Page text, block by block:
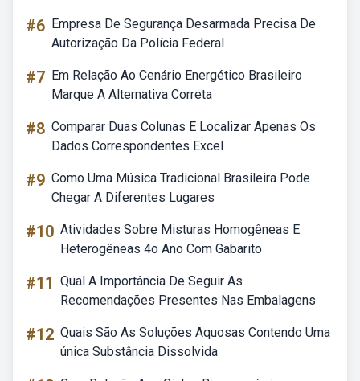
#6 Empresa De Segurança Desarmada Precisa De
Autorização Da Polícia Federal
#7 Em Relação Ao Cenário Energético Brasileiro
Marque A Alternativa Correta
#8 Comparar Duas Colunas E Localizar Apenas Os
Dados Correspondentes Excel
#9 Como Uma Música Tradicional Brasileira Pode
Chegar A Diferentes Lugares
#10 Atividades Sobre Misturas Homogêneas E
Heterogêneas 4o Ano Com Gabarito
#11 Qual A Importância De Seguir As
Recomendações Presentes Nas Embalagens
#12 Quais São As Soluções Aquosas Contendo Uma
única Substância Dissolvida